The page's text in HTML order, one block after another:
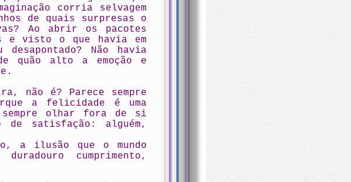
corria selvagem
de quais surpresas o
Ao abrir os pacotes
e visto o que havia em
Não havia
quão alto a emoção e
não é? Parece sempre
a felicidade é uma
sempre olhar fora de si
de satisfação: alguém,
a ilusão que o mundo
cumprimento,